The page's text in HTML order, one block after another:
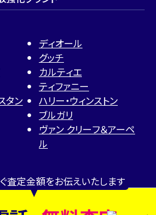
査定金額をお伝えいたします
タン
ディオール
グッチ
カルティエ
ティファニー
ハリー・ウィンストン
ブルガリ
ヴァン クリーフ＆アーペ
ル